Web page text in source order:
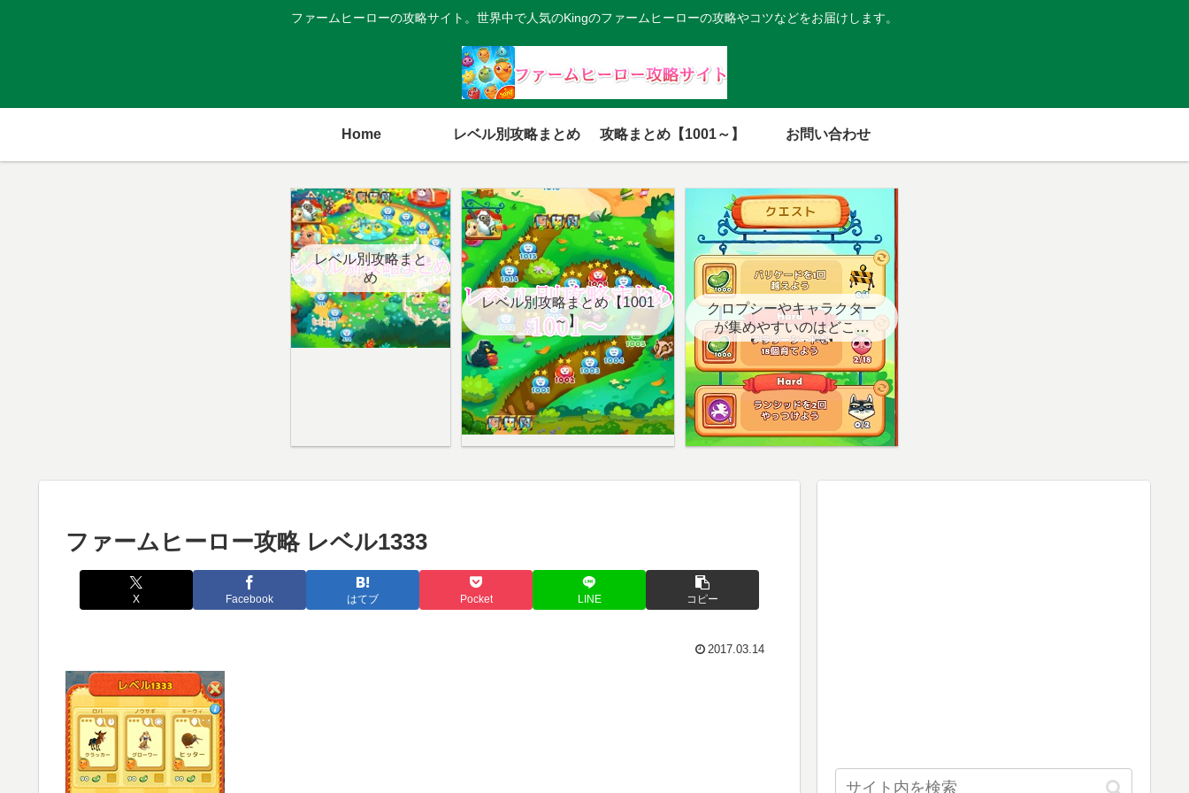
ファームヒーローの攻略サイト。世界中で人気のKingのファームヒーローの攻略やコツなどをお届けします。
Home レベル別攻略まとめ 攻略まとめ【1001～】 お問い合わせ
レベル別攻略まと
め
レベル別攻略まとめ【1001
～】
クロプシーやキャラクター
が集めやすいのはどこ？
【クエスト用】
ファームヒーロー攻略 レベル1333
X Facebook はてブ Pocket LINE コピー
2017.03.14